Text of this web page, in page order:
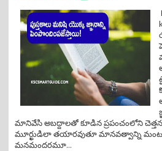
మానివేసి అబద్దాలతో కూడిన ప్రపంచంలోని
మూర్ఖుడిలా తయారవుతూ మానవత్వాన్ని
మనమందరమూ...